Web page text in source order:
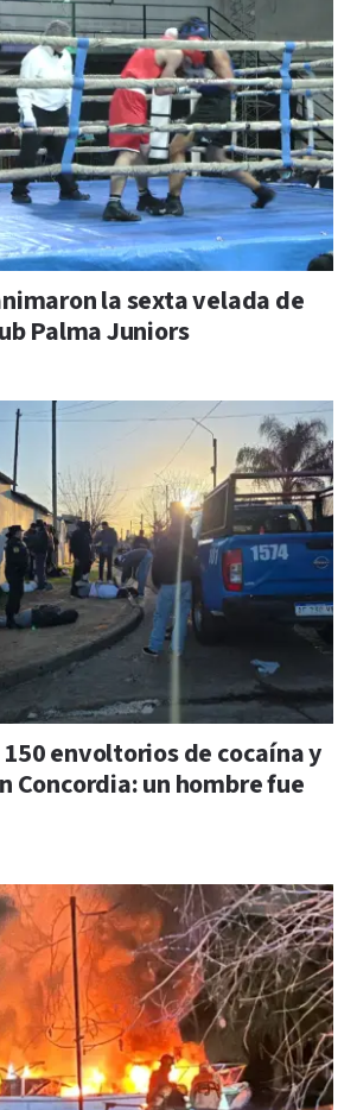
la sexta velada de
Palma Juniors
envoltorios de cocaína y
Concordia: un hombre fue